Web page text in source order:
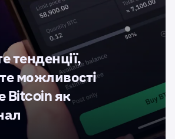
тенденції,
можливості
Bitcoin як